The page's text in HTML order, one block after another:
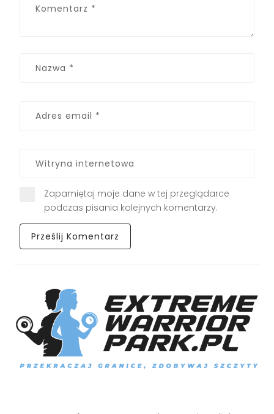
Zapamiętaj moje dane w tej przeglądarce
podczas pisania kolejnych komentarzy.